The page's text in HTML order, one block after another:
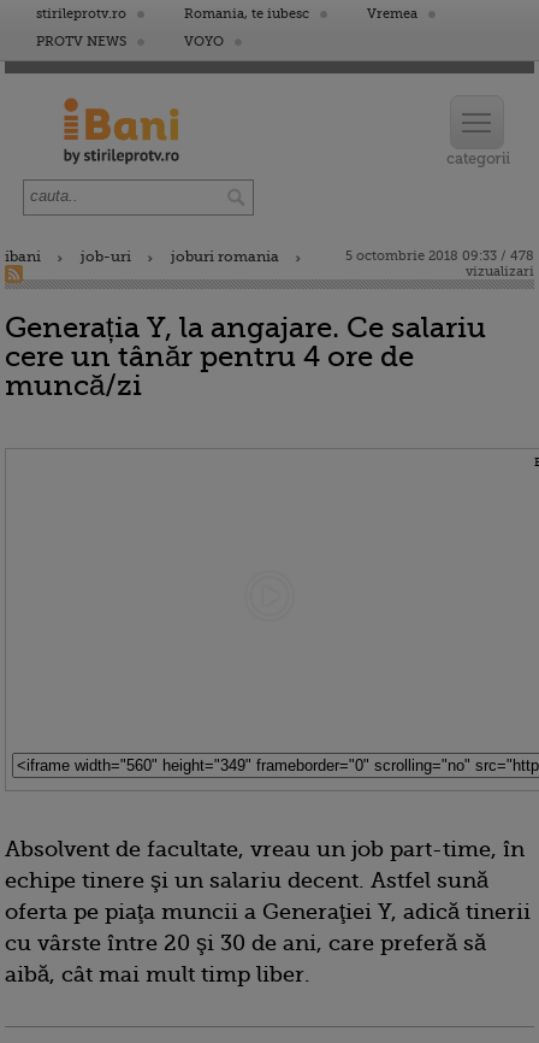
stirileprotv.ro Romania, te iubesc
Vremea
PROTV NEWS
VOYO
ibani job-uri joburi romania
5 octombrie 2018 09:33 / 478
vizualizari
Generația Y, la angajare. Ce salariu
cere un tânăr pentru 4 ore de
muncă/zi
Absolvent de facultate, vreau un job part-time, în
echipe tinere şi un salariu decent. Astfel sună
oferta pe piaţa muncii a Generaţiei Y, adică tinerii
cu vârste între 20 şi 30 de ani, care preferă să
aibă, cât mai mult timp liber.